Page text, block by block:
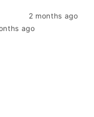
2 months ago
ago